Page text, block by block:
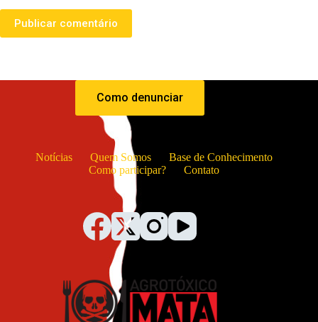
Publicar comentário
Como denunciar
Notícias Quem Somos
Base de Conhecimento
Como participar?
Contato